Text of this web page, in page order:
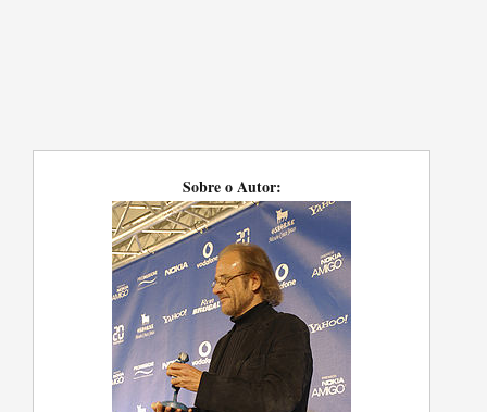
Sobre o Autor: